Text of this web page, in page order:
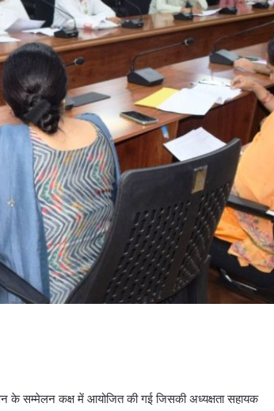
के सम्मेलन कक्ष में आयोजित की गई जिसकी अध्यक्षता सहायक